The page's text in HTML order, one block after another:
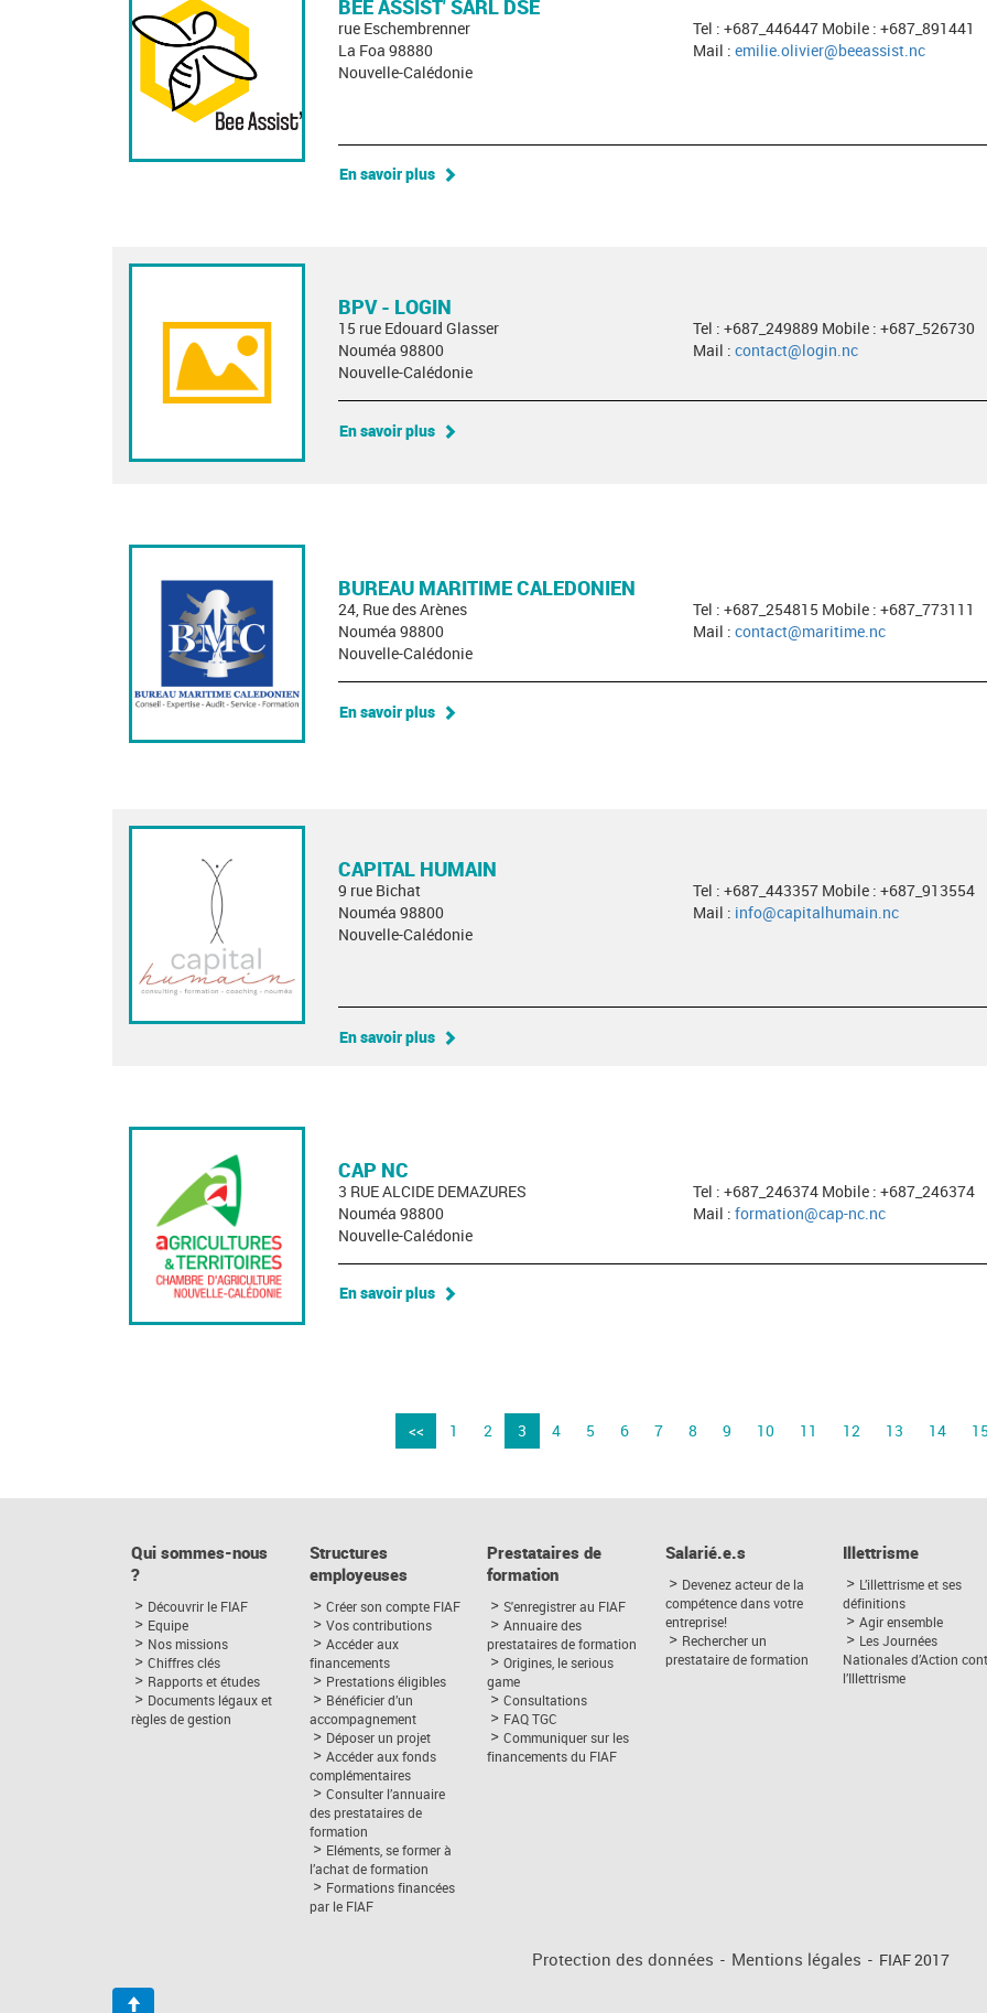
BEE ASSIST' SARL DSE
rue Eschembrenner
La Foa 98880
Nouvelle-Calédonie
Tel : +687_446447 Mobile : +687_891441
Mail : emilie.olivier@beeassist.nc
En savoir plus
BPV - LOGIN
15 rue Edouard Glasser
Nouméa 98800
Nouvelle-Calédonie
Tel : +687_249889 Mobile : +687_526730
Mail : contact@login.nc
En savoir plus
BUREAU MARITIME CALEDONIEN
24, Rue des Arènes
Nouméa 98800
Nouvelle-Calédonie
Tel : +687_254815 Mobile : +687_773111
Mail : contact@maritime.nc
En savoir plus
CAPITAL HUMAIN
9 rue Bichat
Nouméa 98800
Nouvelle-Calédonie
Tel : +687_443357 Mobile : +687_913554
Mail : info@capitalhumain.nc
En savoir plus
CAP NC
3 RUE ALCIDE DEMAZURES
Nouméa 98800
Nouvelle-Calédonie
Tel : +687_246374 Mobile : +687_246374
Mail : formation@cap-nc.nc
En savoir plus
<< 1 2 3 4 5 6 7 8 9 10 11 12 13 14 15
Qui sommes-nous
?
Découvrir le FIAF
Equipe
Nos missions
Chiffres clés
Rapports et études
Documents légaux et
règles de gestion
Structures
employeuses
Créer son compte FIAF
Vos contributions
Accéder aux
financements
Prestations éligibles
Bénéficier d’un
accompagnement
Déposer un projet
Accéder aux fonds
complémentaires
Consulter l’annuaire
des prestataires de
formation
Eléments, se former à
l’achat de formation
Formations financées
par le FIAF
Prestataires de
formation
S'enregistrer au FIAF
Annuaire des
prestataires de formation
Origines, le serious
game
Consultations
FAQ TGC
Communiquer sur les
financements du FIAF
Salarié.e.s
Devenez acteur de la
compétence dans votre
entreprise!
Rechercher un
prestataire de formation
Illettrisme
L’illettrisme et ses
définitions
Agir ensemble
Les Journées
Nationales d’Action
l’Illettrisme
Protection des données - Mentions légales - FIAF 2017